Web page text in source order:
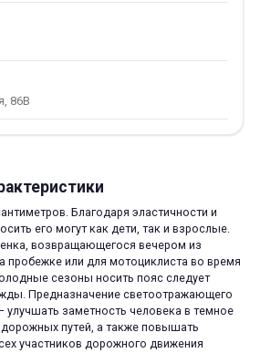
86В
Благодаря эластичности и
его могут как дети, так и взрослые.
возвращающегося вечером из
или для мотоциклиста во время
сезоны носить пояс следует
Предназначение светоотражающего
улучшать заметность человека в темное
путей, а также повышать
участников дорожного движения
plait.ru